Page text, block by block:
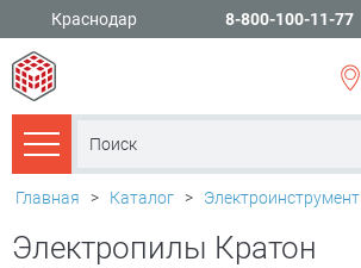
Краснодар 8-800-100-11-77
Каталог товаров
Главная > Каталог > Электроинструмент
Электропилы Кратон